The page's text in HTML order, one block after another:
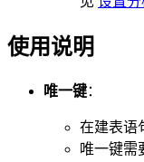
使用说明
唯一键：
在建表语
唯一键需